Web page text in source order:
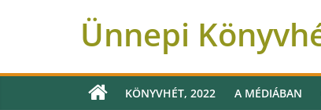
Ünnepi
KÖNYVHÉT, 2022 A MÉDIÁBAN